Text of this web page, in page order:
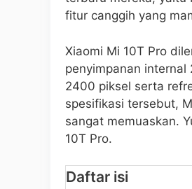
fitur canggih yang
Xiaomi Mi 10T Pro
penyimpanan internal
2400 piksel serta
spesifikasi tersebut,
sangat memuaskan.
10T Pro.
Daftar isi